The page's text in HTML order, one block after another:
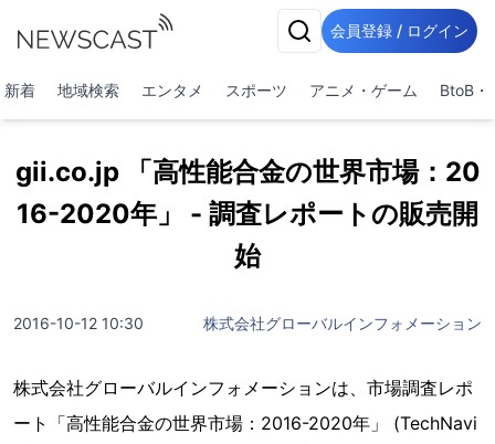
会員登録 / ログイン
新着 地域検索 エンタメ スポーツ アニメ・ゲーム BtoB・
gii.co.jp 「高性能合金の世界市場：20
16-2020年」 - 調査レポートの販売開
始
2016-10-12 10:30 株式会社グローバルインフォメーション
株式会社グローバルインフォメーションは、市場調査レポ
ート「高性能合金の世界市場：2016-2020年」 (TechNavi